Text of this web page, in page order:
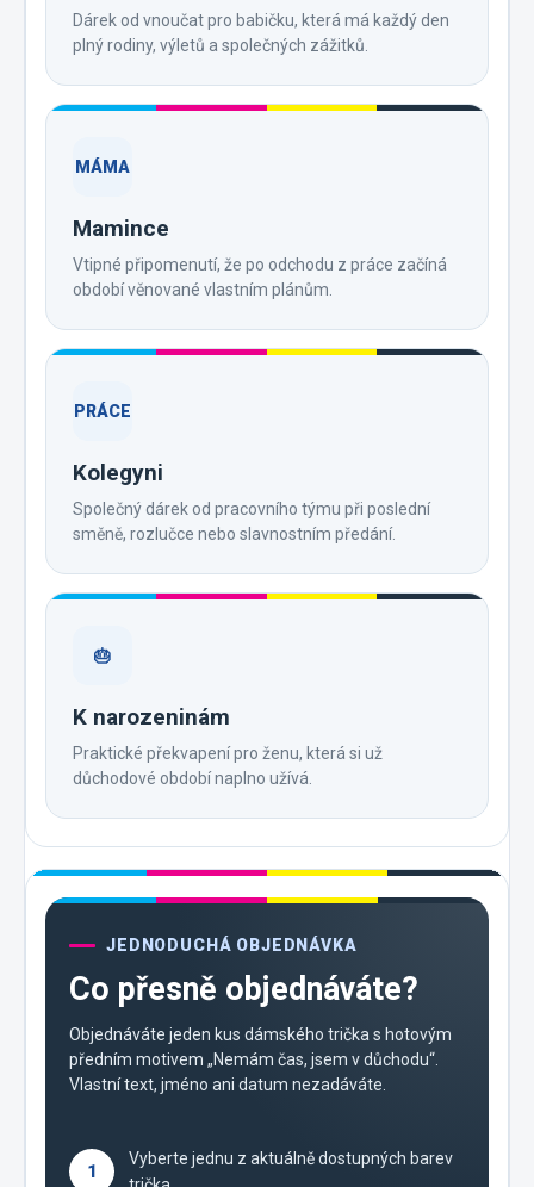
Dárek od vnoučat pro babičku, která má každý den
plný rodiny, výletů a společných zážitků.
MÁMA
Mamince
Vtipné připomenutí, že po odchodu z práce začíná
období věnované vlastním plánům.
PRÁCE
Kolegyni
Společný dárek od pracovního týmu při poslední
směně, rozlučce nebo slavnostním předání.
🎂
K narozeninám
Praktické překvapení pro ženu, která si už
důchodové období naplno užívá.
JEDNODUCHÁ OBJEDNÁVKA
Co přesně objednáváte?
Objednáváte jeden kus dámského trička s hotovým
předním motivem „Nemám čas, jsem v důchodu“.
Vlastní text, jméno ani datum nezadáváte.
1
Vyberte jednu z aktuálně dostupných barev